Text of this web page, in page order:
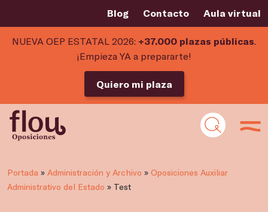
Blog Contacto Aula virtual
NUEVA OEP ESTATAL 2026: +37.000 plazas públicas.
¡Empieza YA a prepararte!
Quiero mi plaza
Portada » Administración y Archivo » Oposiciones Auxiliar
Administrativo del Estado » Test